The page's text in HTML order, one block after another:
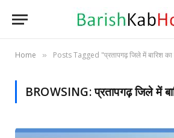
Home » Posts Tagged "प्रतापगढ़ जिले में बारिश का
BROWSING:प्रतापगढ़ जिले में